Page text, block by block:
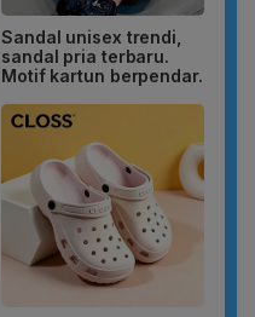
Sandal unisex trendi,
sandal pria terbaru.
Motif kartun berpendar.